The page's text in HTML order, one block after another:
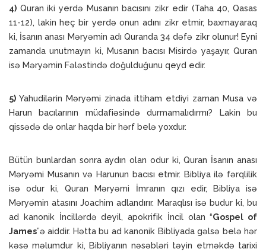
4) Quran iki yerdə Musanın bacısını zikr edir (Taha 40, Qasas
11-12), lakin heç bir yerdə onun adını zikr etmir, baxmayaraq
ki, İsanın anası Məryəmin adı Quranda 34 dəfə zikr olunur! Eyni
zamanda unutmayın ki, Musanın bacısı Misirdə yaşayır, Quran
isə Məryəmin Fələstində doğulduğunu qeyd edir.
5) Yahudilərin Məryəmi zinada ittiham etdiyi zaman Musa və
Harun bacılarının müdafiəsində durmamalıdırmı? Lakin bu
qissədə də onlar haqda bir hərf belə yoxdur.
Bütün bunlardan sonra aydın olan odur ki, Quran İsanın anası
Məryəmi Musanın və Harunun bacısı etmir. Bibliya ilə fərqlilik
isə odur ki, Quran Məryəmi İmranın qızı edir, Bibliya isə
Məryəmin atasını Joachim adlandırır. Maraqlısı isə budur ki, bu
ad kanonik İncillərdə deyil, apokrifik İncil olan “Gospel of
James”ə aiddir. Hətta bu ad kanonik Bibliyada gəlsə belə hər
kəsə məlumdur ki, Bibliyanın nəsəbləri təyin etməkdə tarixi